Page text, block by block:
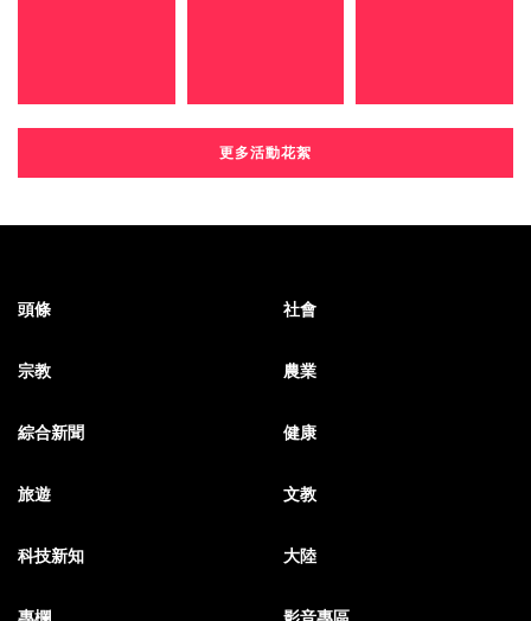
更多活動花絮
頭條 社會
宗教 農業
綜合新聞 健康
旅遊 文教
科技新知 大陸